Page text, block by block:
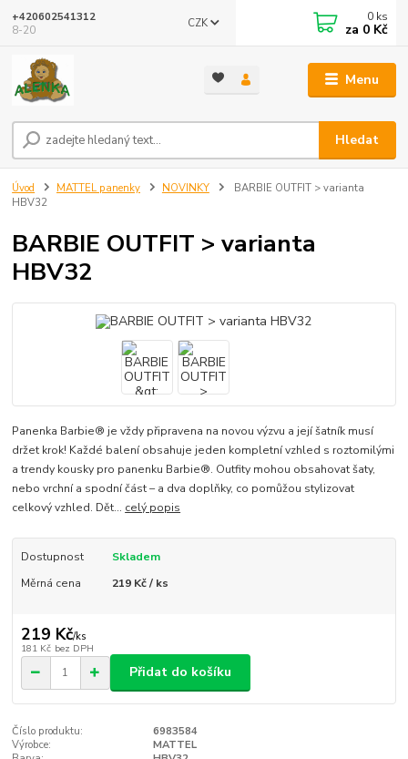
Menu
CZK
Hledat
+420602541312
8-20
0 ks
za 0 Kč
Úvod MATTEL panenky NOVINKY
BARBIE OUTFIT > varianta
HBV32
BARBIE OUTFIT > varianta
HBV32
Panenka Barbie® je vždy připravena na novou výzvu a její šatník musí
držet krok! Každé balení obsahuje jeden kompletní vzhled s roztomilými
a trendy kousky pro panenku Barbie®. Outfity mohou obsahovat šaty,
nebo vrchní a spodní část – a dva doplňky, co pomůžou stylizovat
celkový vzhled. Dět... celý popis
Dostupnost
Skladem
Měrná cena
219 Kč / ks
219 Kč/ks
181 Kč bez DPH
Přidat do košíku
Číslo produktu:
6983584
Výrobce:
MATTEL